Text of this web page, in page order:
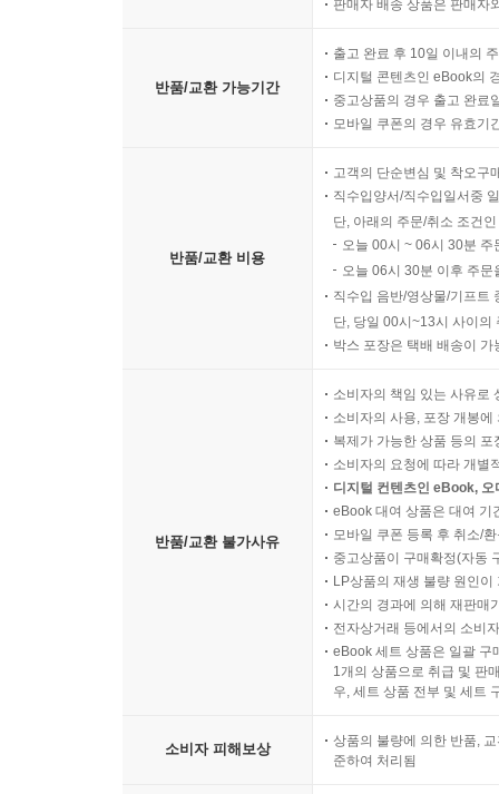
판매자 배송 상품은 판매자
반품/교환 가능기간
출고 완료 후 10일 이내의
디지털 콘텐츠인 eBook의
중고상품의 경우 출고 완료
모바일 쿠폰의 경우 유효기
반품/교환 비용
고객의 단순변심 및 착오구
직수입양서/직수입일서중
단, 아래의 주문/취소 조건
오늘 00시 ~ 06시 30분
오늘 06시 30분 이후 주
직수입 음반/영상물/기프트
단, 당일 00시~13시 사이의
박스 포장은 택배 배송이
반품/교환 불가사유
소비자의 책임 있는 사유로
소비자의 사용, 포장 개봉
복제가 가능한 상품 등의
소비자의 요청에 따라 개별
디지털 컨텐츠인 eBook,
eBook 대여 상품은 대여 기
모바일 쿠폰 등록 후 취소/
중고상품이 구매확정(자동
LP상품의 재생 불량 원인
시간의 경과에 의해 재판매
전자상거래 등에서의 소비
eBook 세트 상품은 일괄 구
1개의 상품으로 취급 및 판
우, 세트 상품 전부 및 세트
소비자 피해보상
상품의 불량에 의한 반품,
준하여 처리됨